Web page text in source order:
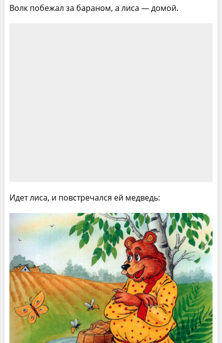
Волк побежал за бараном, а лиса — домой.
Идет лиса, и повстречался ей медведь: